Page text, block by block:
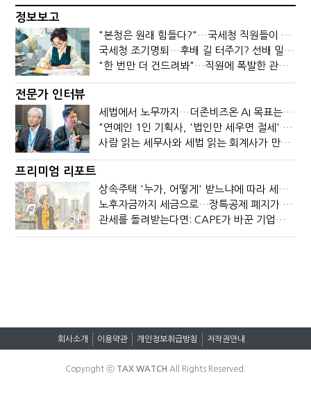
정보보고
"본청은 원래 힘들다?"…국세청 직원들이 떠나는 이유
국세청 조기명퇴…후배 길 터주기? 선배 밀어내기?
"한 번만 더 건드려봐"…직원에 폭발한 관세청장, 왜?
전문가 인터뷰
세법에서 노무까지…더존비즈온 AI 목표는 '전문가의 시간'
"연예인 1인 기획사, '법인만 세우면 절세' 시대 끝났다"
사람 읽는 세무사와 세법 읽는 회계사가 만나면?
프리미엄 리포트
상속주택 '누가, 어떻게' 받느냐에 따라 세금이 달라진다
노후자금까지 세금으로…장특공제 폐지가 부를 조세의 역설
관세를 돌려받는다면: CAPE가 바꾼 기업의 현금흐름
회사소개 이용약관 개인정보취급방침 저작권안내
Copyright ⓒ TAX WATCH All Rights Reserved.